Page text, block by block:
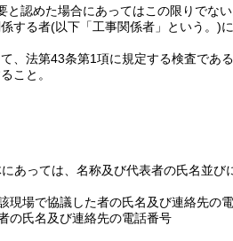
と認めた場合にあってはこの限りでない
する者(以下「工事関係者」という。)
、法第43条第1項に規定する検査である
こと。
あっては、名称及び代表者の氏名並び
現場で協議した者の氏名及び連絡先の
の氏名及び連絡先の電話番号